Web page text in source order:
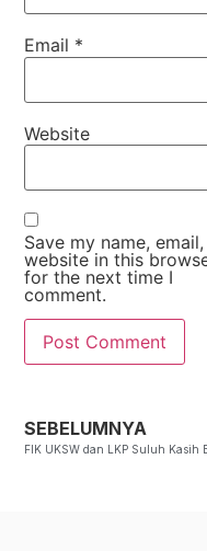
Email *
Website
Save my name,
website in this
for the next time I
comment.
SEBELUMNYA